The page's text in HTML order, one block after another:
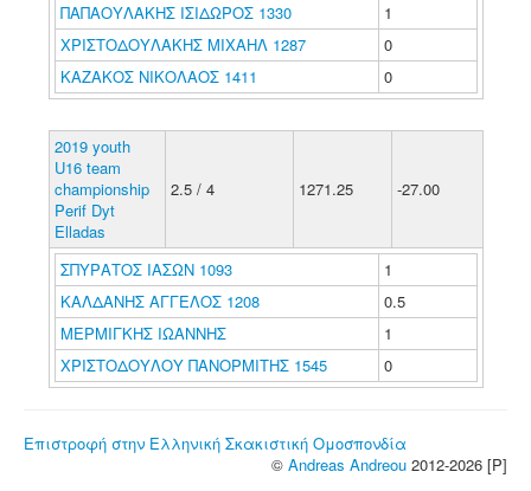
ΠΑΠΑΟΥΛΑΚΗΣ ΙΣΙΔΩΡΟΣ 1330
1
ΧΡΙΣΤΟΔΟΥΛΑΚΗΣ ΜΙΧΑΗΛ 1287
0
ΚΑΖΑΚΟΣ ΝΙΚΟΛΑΟΣ 1411
0
2019 youth
U16 team
championship
Perif Dyt
Elladas
2.5 / 4 1271.25 -27.00
ΣΠΥΡΑΤΟΣ ΙΑΣΩΝ 1093
1
ΚΑΛΔΑΝΗΣ ΑΓΓΕΛΟΣ 1208
0.5
ΜΕΡΜΙΓΚΗΣ ΙΩΑΝΝΗΣ
1
ΧΡΙΣΤΟΔΟΥΛΟΥ ΠΑΝΟΡΜΙΤΗΣ 1545
0
Επιστροφή στην Ελληνική Σκακιστική Ομοσπονδία
© Andreas Andreou 2012-2026 [P]